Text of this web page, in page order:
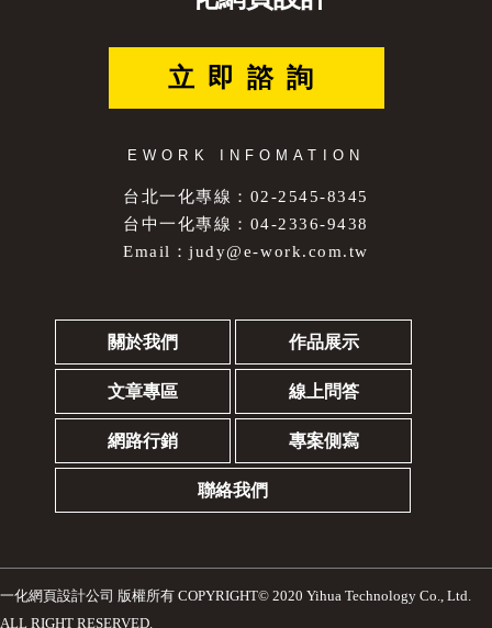
立即諮詢
EWORK INFOMATION
台北一化專線：02-2545-8345
台中一化專線：04-2336-9438
Email：judy@e-work.com.tw
關於我們 作品展示
文章專區 線上問答
網路行銷 專案側寫
聯絡我們
一化網頁設計公司
版權所有 COPYRIGHT© 2020 Yihua Technology Co., Ltd.
ALL RIGHT RESERVED.